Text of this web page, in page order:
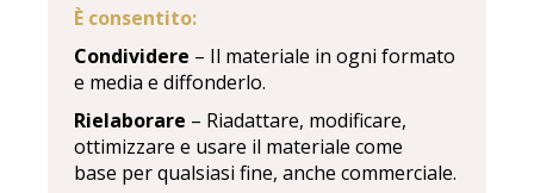
È consentito:
Condividere – Il materiale in ogni formato
e media e diffonderlo.
Rielaborare – Riadattare, modificare,
ottimizzare e usare il materiale come
base per qualsiasi fine, anche commerciale.